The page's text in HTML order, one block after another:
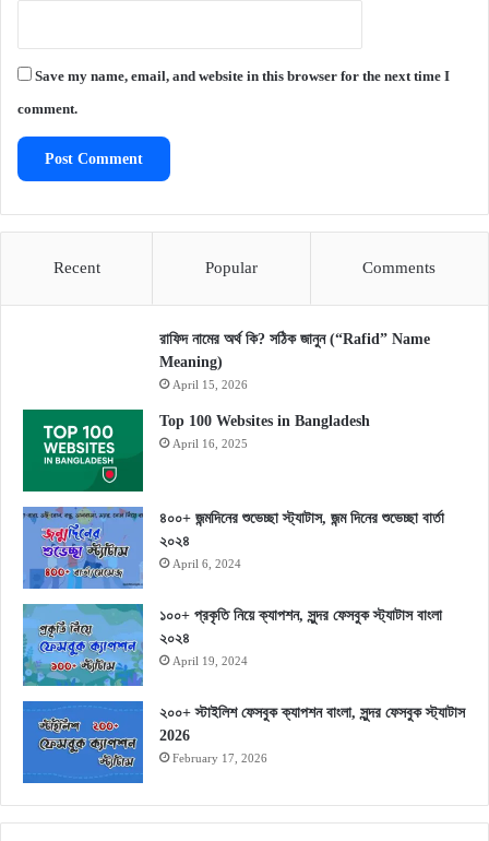
Save my name, email, and website in this browser for the next time I
comment.
Recent Popular Comments
রাফিদ নামের অর্থ কি? সঠিক জানুন (“Rafid” Name
Meaning)
April 15, 2026
Top 100 Websites in Bangladesh
April 16, 2025
৪০০+ জন্মদিনের শুভেচ্ছা স্ট্যাটাস, জন্ম দিনের শুভেচ্ছা বার্তা
২০২৪
April 6, 2024
১০০+ প্রকৃতি নিয়ে ক্যাপশন, সুন্দর ফেসবুক স্ট্যাটাস বাংলা
২০২৪
April 19, 2024
২০০+ স্টাইলিশ ফেসবুক ক্যাপশন বাংলা, সুন্দর ফেসবুক স্ট্যাটাস
2026
February 17, 2026